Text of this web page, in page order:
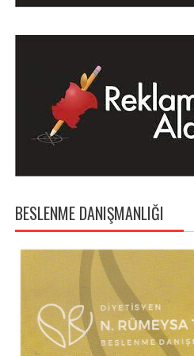
BESLENME DANIŞMANLIĞI